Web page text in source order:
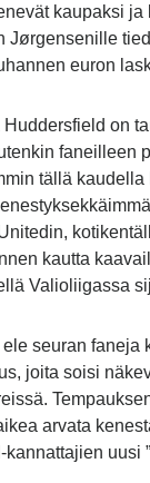
kaupaksi
Jørgensenille
euron
on
faneilleen
tällä kaudella
kautta
Valioliigassa
seuran faneja
joita soisi
arvata
uusi